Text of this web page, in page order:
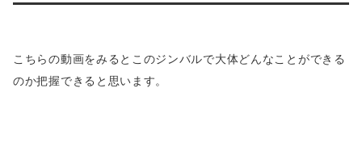
こちらの動画をみるとこのジンバルで大体どんなことができる
のか把握できると思います。